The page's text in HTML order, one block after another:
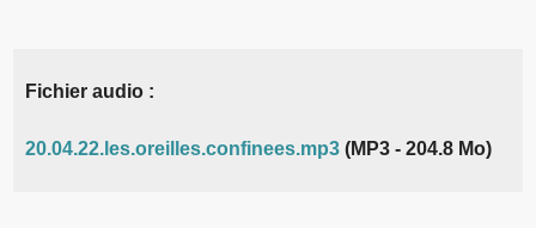
Fichier audio :
20.04.22.les.oreilles.confinees.mp3 (MP3 - 204.8 Mo)